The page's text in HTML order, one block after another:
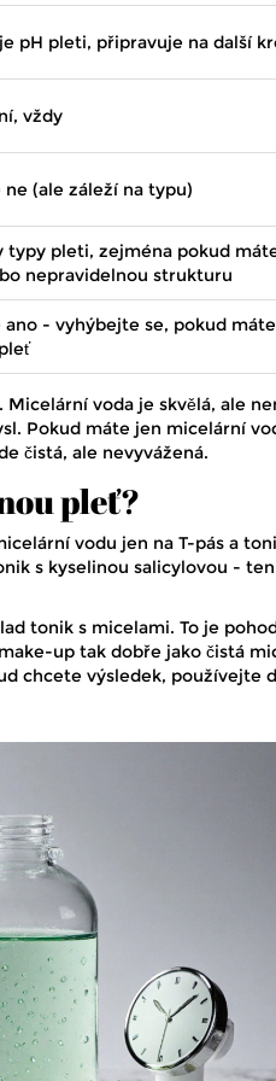
pH pleti, připravuje na další
vždy
ne (ale záleží na typu)
typy pleti, zejména pokud
nepravidelnou strukturu
ano - vyhýbejte se, pokud máte
voda je skvělá, ale
Pokud máte jen micelární
čistá, ale nevyvážená.
pleť?
vodu jen na T-pás a
s kyselinou salicylovou - ten
tonik s micelami. To je
up tak dobře jako čistá
chcete výsledek, používejte